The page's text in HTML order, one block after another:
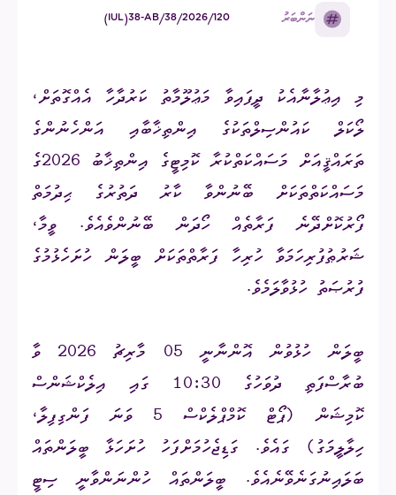
ނަންބަރު (IUL)38-AB/38/2026/120
މި އިޢުލާނާއެކު ދީފައިވާ މަޢުލޫމާތު ކަރުދާހާ އެއްގޮތަށް،
ލޯކަލް ކައުންސިލްތަކުގެ އިންތިޚާބާއި އަންހެނުންގެ
ތަރައްޤީއަށް މަސައްކަތްކުރާ ކޮމިޓީގެ އިންތިޚާބު 2026ގެ
މަސައްކަތްތަކަށް ބޭނުންވާ ކާރު ދަތުރުގެ ޙިދުމަތް
ފޯރުކޮށްދޭނެ ފަރާތެއް ހޯދަން ބޭނުންވެއެވެ. ވީމާ،
ޝަރުޠުފުރިހަމަވާ ހުރިހާ ފަރާތްތަކަށް ބީލަން ހުށަހެޅުމުގެ
ފުރުޞަތު ހުޅުވާލަމެވެ.
ބީލަން ހުޅުވުން އޮންނާނީ 05 މާރިޗު 2026 ވާ
ބުރާސްފަތި ދުވަހުގެ 10:30 ގައި އިލެކްޝަންސް
ކޮމިޝަން (ޕޯޓް ކޮމްޕްލެކްސް 5 ވަނަ ފަންގިފިލާ،
ހިލާލީމަގު) ގައެވެ. ގަޑިޖެހުމަށްފަހު ހުށަހަޅާ ބީލަންތައް
ބަލައިނުގަނެވޭނެއެވެ. ބީލަންތައް ހުންނަންވާނީ ސިޓީ